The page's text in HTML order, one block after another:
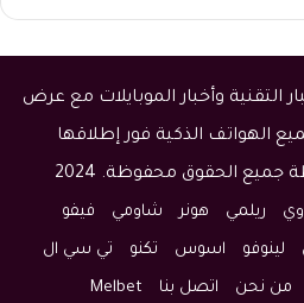
التقنية وأخبار الموبايلات مع عرض
الهواتف الذكية فور إطلاقها
الحقوق محفوظة. 2024
ريلمي هونر شاومي فيفو
لينوفو اسوس تكنو تي سي ال
من نحن اتصل بنا Melbet